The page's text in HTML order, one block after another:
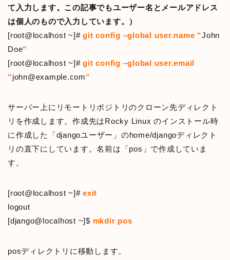
て入力します。この記事でもユーザー名とメールアドレス
は個人のもので入力しています。）
[root@localhost ~]#git config –global user.name “John
Doe“
[root@localhost ~]#git config –global user.email
“john@example.com“
サーバー上にリモートリポジトリのクローン先ディレクト
リを作成します。作成先はRocky Linux のインストール時
に作成した「djangoユーザー」のhome/djangoディレクト
リの直下にしています。名前は「pos」で作成していま
す。
[root@localhost ~]#exit
logout
[django@localhost ~]$ mkdir pos
posディレクトリに移動します。